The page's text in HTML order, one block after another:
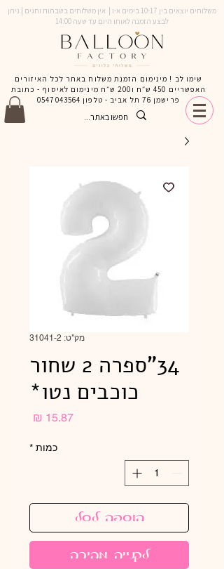
משלוחים יוצאים בין 10-17 בימים א-ו | אין משלוחים בשבתות וחגים | ניתן
לבצע הזמנה לאותו היום עד שעה 14:00
שימו לב ! מינימום הזמנת משלוח באתר לכל האיזורים
האפשריים 450 ש״ח ו200 ש״ח מינימום לאיסוף - כתובת
פרישמן 76 תל אביב - טלפון
0547043564
מק"ט: 31041-2
34"ספרה 2 שחור
כוכבים נטו*
כמות *
הוספה לסל
לקנייה מהירה